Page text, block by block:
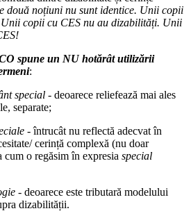
două noțiuni nu sunt identice. Unii copii
copii cu CES nu au dizabilități. Unii
spune un NU hotărât utilizării
:
special -deoarece reliefează mai ales
separate;
-întrucât nu reflectă adecvat în
cerință complexă (nu doar
cum o regăsim în expresia special
-deoarece este tributară modelului
dizabilității.